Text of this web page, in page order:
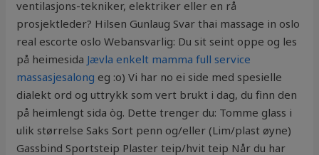
ventilasjons-tekniker, elektriker eller en rå
prosjektleder? Hilsen Gunlaug Svar thai massage in oslo
real escorte oslo Webansvarlig: Du sit seint oppe og les
på heimesida Jævla enkelt mamma full service
massasjesalong eg :o) Vi har no ei side med spesielle
dialekt ord og uttrykk som vert brukt i dag, du finn den
på heimlengt sida òg. Dette trenger du: Tomme glass i
ulik størrelse Saks Sort penn og/eller (Lim/plast øyne)
Gassbind Sportsteip Plaster teip/hvit teip Når du har